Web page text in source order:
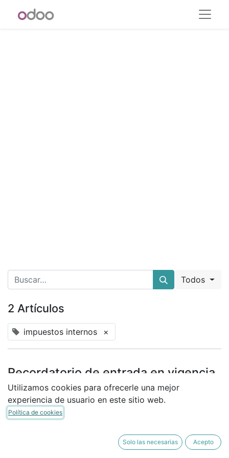
Todos
2 Artículos
impuestos internos ×
Recordatorio de entrada en vigencia
de la Resolución Exenta SII N° 53 de
2025
07-05-2025
Utilizamos cookies para ofrecerle una mejor
experiencia de usuario en este sitio web.
Política de cookies
Solo las necesarias Acepto